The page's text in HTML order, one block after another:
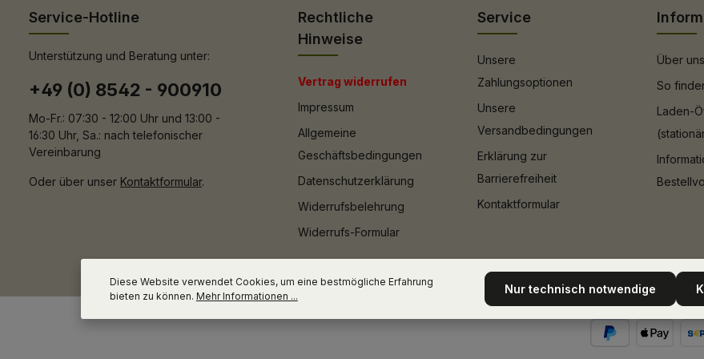
Service-Hotline
Unterstützung und Beratung unter:
+49 (0) 8542 - 900910
Mo-Fr.: 07:30 - 12:00 Uhr und 13:00 -
16:30 Uhr, Sa.: nach telefonischer
Vereinbarung
Oder über unser Kontaktformular.
Rechtliche
Hinweise
Vertrag widerrufen
Impressum
Allgemeine
Geschäftsbedingungen
Datenschutzerklärung
Widerrufsbelehrung
Widerrufs-Formular
Service
Unsere
Zahlungsoptionen
Unsere
Versandbedingungen
Erklärung zur
Barrierefreiheit
Kontaktformular
Über uns
So
Laden-
Diese Website verwendet Cookies, um eine bestmögliche Erfahrung
bieten zu können. Mehr Informationen ... Nur technisch notwendige